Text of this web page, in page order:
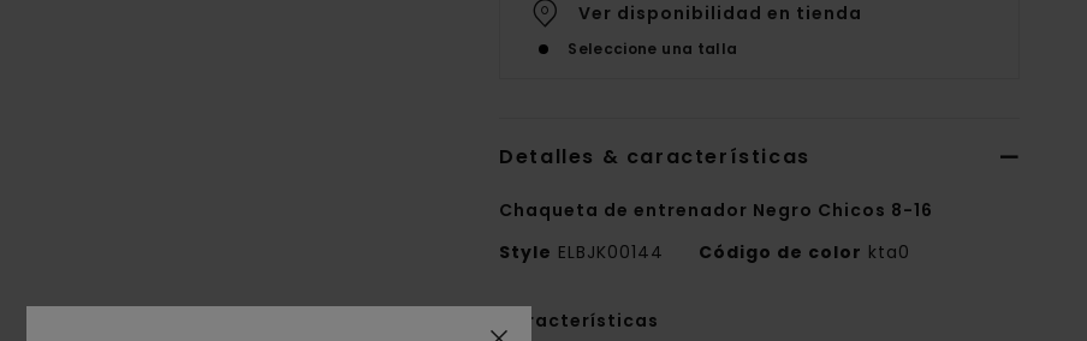
Ver disponibilidad en tienda
Seleccione una talla
Detalles & características
Chaqueta de entrenador Negro Chicos 8-16
Style ELBJK00144 Código de color kta0
Características